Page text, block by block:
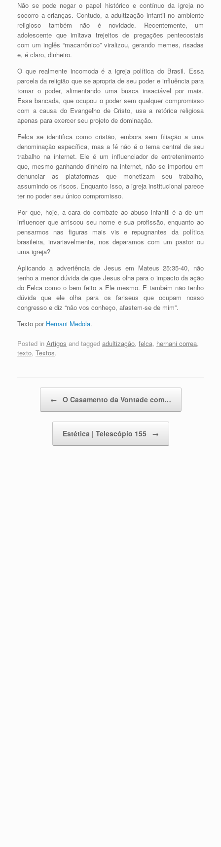
Não se pode negar o papel histórico e contínuo da igreja no
socorro a crianças. Contudo, a adultização infantil no ambiente
religioso também não é novidade. Recentemente, um
adolescente que imitava trejeitos de pregações pentecostais
com um inglês “macarrônico” viralizou, gerando memes, risadas
e, é claro, dinheiro.
O que realmente incomoda é a igreja política do Brasil. Essa
parcela da religião que se apropria de seu poder e influência para
tomar o poder, alimentando uma busca insaciável por mais.
Essa bancada, que ocupou o poder sem qualquer compromisso
com a causa do Evangelho de Cristo, usa a retórica religiosa
apenas para exercer seu projeto de dominação.
Felca se identifica como cristão, embora sem filiação a uma
denominação específica, mas a fé não é o tema central de seu
trabalho na internet. Ele é um influenciador de entretenimento
que, mesmo ganhando dinheiro na internet, não se importou em
denunciar as plataformas que monetizam seu trabalho,
assumindo os riscos. Enquanto isso, a igreja institucional parece
ter no poder seu único compromisso.
Por que, hoje, a cara do combate ao abuso infantil é a de um
influencer que arriscou seu nome e sua profissão, enquanto ao
pensarmos nas figuras mais vis e repugnantes da política
brasileira, invariavelmente, nos deparamos com um pastor ou
uma igreja?
Aplicando a advertência de Jesus em Mateus 25:35-40, não
tenho a menor dúvida de que Jesus olha para o impacto da ação
do Felca como o bem feito a Ele mesmo. E também não tenho
dúvida que ele olha para os fariseus que ocupam nosso
congresso e diz “não vos conheço, afastem-se de mim”.
Texto por Hernani Medola.
Posted in Artigos and tagged adultização, felca, hernani correa,
texto, Textos.
← O Casamento da Vontade com…
Estética | Telescópio 155 →